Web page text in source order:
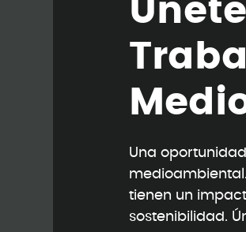
Únete
Traba
M edi
Una
tienen un
sostenibilidad.